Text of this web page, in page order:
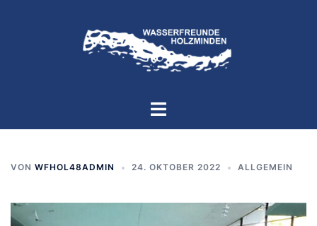
Menü
VON WFHOL48ADMIN 24. OKTOBER 2022 ALLGEMEIN